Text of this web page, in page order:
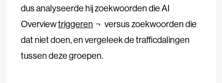
dus analyseerde hij zoekwoorden die AI
Overviewtriggeren
versus zoekwoorden die
dat niet doen, en vergeleek de trafficdalingen
tussen deze groepen.